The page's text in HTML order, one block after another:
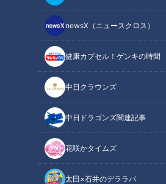
newsX（ニュースクロス）
健康カプセル！ゲンキの時間
中日クラウンズ
中日ドラゴンズ関連記事
花咲かタイムズ
太田×石井のデララバ
記事に戻る